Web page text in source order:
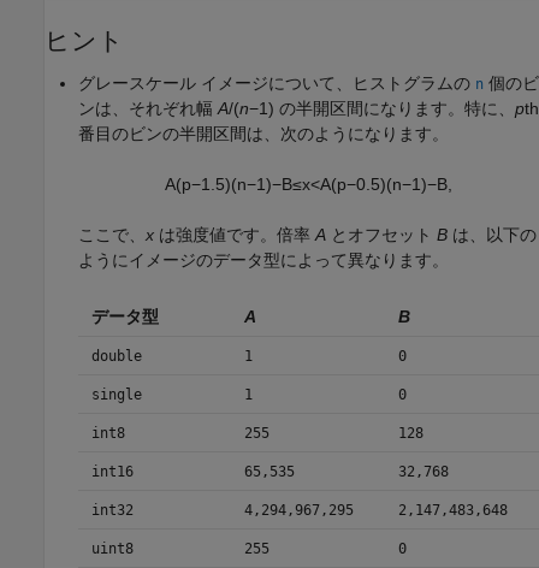
ヒント
グレースケール イメージについて、ヒストグラムの n 個のビ
ンは、それぞれ幅 A/(n−1) の半開区間になります。特に、 pth
番目のビンの半開区間は、次のようになります。
A(p−1.5)(n−1)−B≤x<A(p−0.5)(n−1)−B
ここで、 x は強度値です。倍率 A とオフセット B は、以下の
ようにイメージのデータ型によって異なります。
データ型 A B
double 1 0
single 1 0
int8 255 128
int16 65,535 32,768
int32 4,294,967,295 2,147,483,648
uint8 255 0